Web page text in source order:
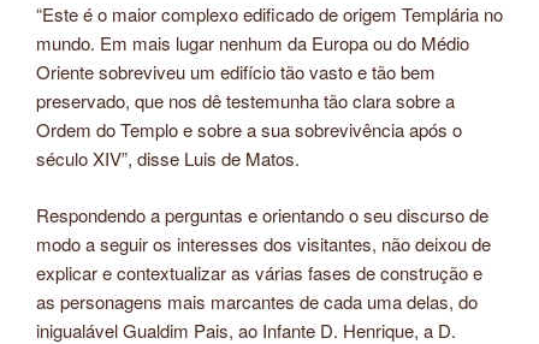
“Este é o maior complexo edificado de origem Templária no
mundo. Em mais lugar nenhum da Europa ou do Médio
Oriente sobreviveu um edifício tão vasto e tão bem
preservado, que nos dê testemunha tão clara sobre a
Ordem do Templo e sobre a sua sobrevivência após o
século XIV”, disse Luis de Matos.
Respondendo a perguntas e orientando o seu discurso de
modo a seguir os interesses dos visitantes, não deixou de
explicar e contextualizar as várias fases de construção e
as personagens mais marcantes de cada uma delas, do
inigualável Gualdim Pais, ao Infante D. Henrique, a D.